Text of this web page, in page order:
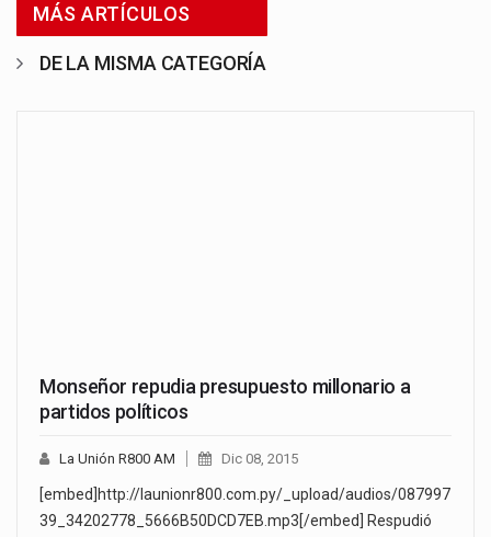
MÁS ARTÍCULOS
DE LA MISMA CATEGORÍA
Monseñor repudia presupuesto millonario a
partidos políticos
La Unión R800 AM Dic 08, 2015
[embed]http://launionr800.com.py/_upload/audios/087997
39_34202778_5666B50DCD7EB.mp3[/embed] Respudió